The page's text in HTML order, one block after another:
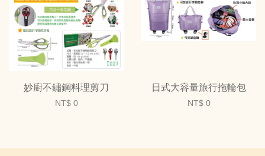
妙廚不鏽鋼料理剪刀
NT$ 0
日式大容量旅行拖輪包
NT$ 0